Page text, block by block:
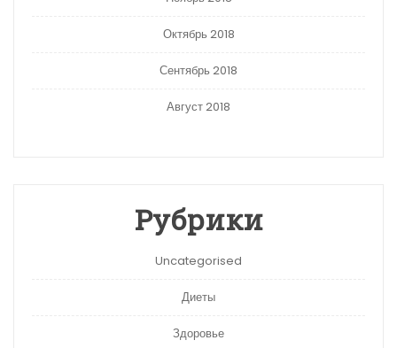
Октябрь 2018
Сентябрь 2018
Август 2018
Рубрики
Uncategorised
Диеты
Здоровье